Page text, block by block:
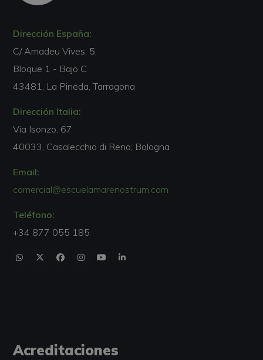
Dirección España:
C/ Amadeu Vives, 5,
Bloque 1 - Bajo C
43481, La Pineda, Tarragona
Dirección Italia:
Via Isonzo, 67
40033, Casalecchio di Reno, Bologna
Email:
comercial@escuelamarenostrum.com
Teléfono:
+34 877 055 185
Acreditaciones